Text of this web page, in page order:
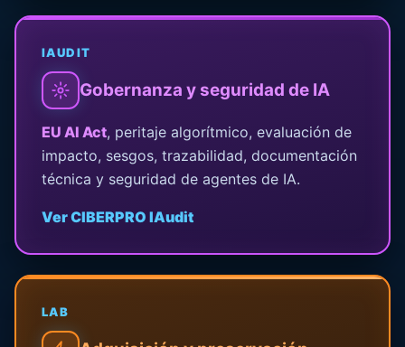
IAUDIT
Gobernanza y seguridad de IA
EU AI Act, peritaje algorítmico, evaluación de
impacto, sesgos, trazabilidad, documentación
técnica y seguridad de agentes de IA.
Ver CIBERPRO IAudit
LAB